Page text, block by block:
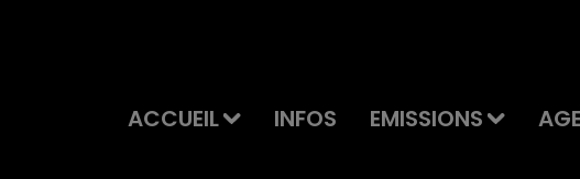
ACCUEIL INFOS EMISSIONS